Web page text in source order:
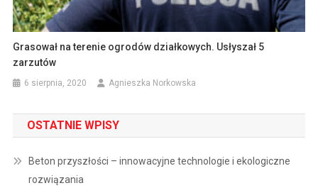
Grasował na terenie ogrodów działkowych. Usłyszał 5
zarzutów
6 sierpnia, 2020 Agnieszka Norkowska
OSTATNIE WPISY
Beton przyszłości – innowacyjne technologie i ekologiczne
rozwiązania